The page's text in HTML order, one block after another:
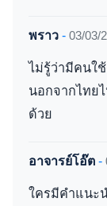
พราว - 03/03/
ไม่รู้ว่ามีคนใช้
นอกจากไทย
ด้วย
อาจารย์โอ๊ต -
ใครมีคำแนะ